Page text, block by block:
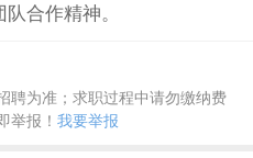
合作精神。
聘为准；求职过程中请勿缴纳费
举报！ 我要举报